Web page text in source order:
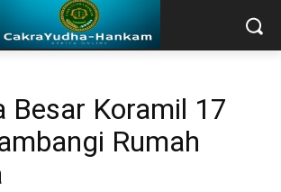
Besar Koramil 17
Rumah